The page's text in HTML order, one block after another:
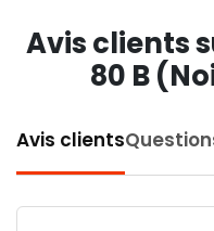
Avis clients
80 B
Avis clients